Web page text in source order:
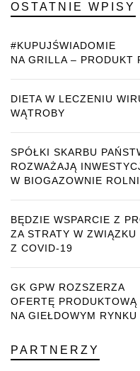
OSTATNIE WPISY
#KUPUJŚWIADOMIE
NA GRILLA – PRODUKT
DIETA W LECZENIU
WĄTROBY
SPÓŁKI SKARBU
ROZWAŻAJĄ
W BIOGAZOWNIE
BĘDZIE WSPARCIE Z
ZA STRATY W ZWIĄZKU
Z COVID-19
GK GPW ROZSZERZA
OFERTĘ PRODUKTOWĄ
NA GIEŁDOWYM RYNKU
PARTNERZY